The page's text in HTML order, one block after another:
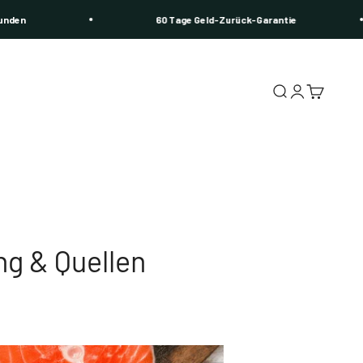
60 Tage Geld-Zurück-Garantie
Vitamine
Vitamin Gummibären
SucheAnmelden
& Quellen